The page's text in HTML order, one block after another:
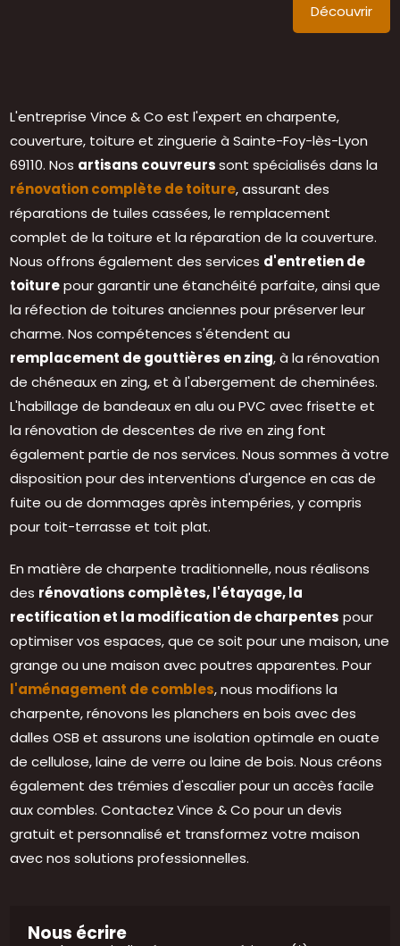
Découvrir
L'entreprise Vince & Co est l'expert en charpente,
couverture, toiture et zinguerie à Sainte-Foy-lès-Lyon
69110. Nos artisans couvreurssont spécialisés dans la
rénovation complète de toiture, assurant des
réparations de tuiles cassées, le remplacement
complet de la toiture et la réparation de la couverture.
Nous offrons également des services d'entretien de
toiturepour garantir une étanchéité parfaite, ainsi que
la réfection de toitures anciennes pour préserver leur
charme. Nos compétences s'étendent au
remplacement de gouttières en zing, à la rénovation
de chéneaux en zing, et à l'abergement de cheminées.
L'habillage de bandeaux en alu ou PVC avec frisette et
la rénovation de descentes de rive en zing font
également partie de nos services. Nous sommes à votre
disposition pour des interventions d'urgence en cas de
fuite ou de dommages après intempéries, y compris
pour toit-terrasse et toit plat.
En matière de charpente traditionnelle, nous réalisons
des rénovations complètes, l'étayage, la
rectification et la modification de charpentes pour
optimiser vos espaces, que ce soit pour une maison, une
grange ou une maison avec poutres apparentes. Pour
l'aménagement de combles, nous modifions la
charpente, rénovons les planchers en bois avec des
dalles OSB et assurons une isolation optimale en ouate
de cellulose, laine de verre ou laine de bois. Nous créons
également des trémies d'escalier pour un accès facile
aux combles. Contactez Vince & Co pour un devis
gratuit et personnalisé et transformez votre maison
avec nos solutions professionnelles.
Nous écrire